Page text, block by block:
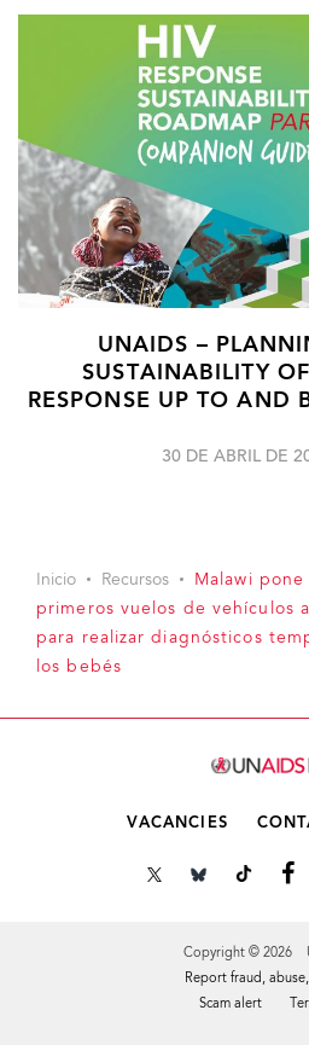
UNAIDS –
SUSTAINABILITY
RESPONSE UP TO AND
30 DE ABRIL DE
Inicio Recursos
Malawi
primeros vuelos de vehículos
para realizar diagnósticos
los bebés
VACANCIES
Copyright © 2026
Report fraud,
Scam alert